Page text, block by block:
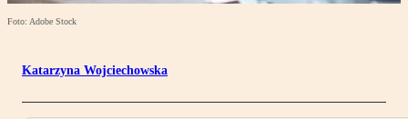
Foto: Adobe Stock
Katarzyna Wojciechowska